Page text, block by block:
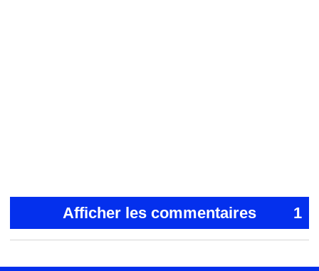
Afficher les commentaires 1